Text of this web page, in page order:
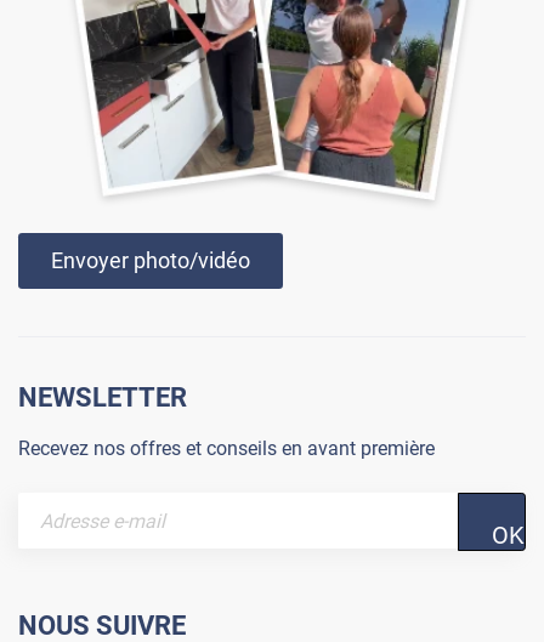
Envoyer photo/vidéo
NEWSLETTER
Recevez nos offres et conseils en avant première
OK
NOUS SUIVRE